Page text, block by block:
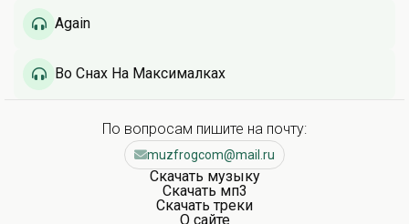
Again
Во Снах На Максималках
По вопросам пишите на почту:
muzfrogcom@mail.ru
Скачать музыку
Скачать мп3
Скачать треки
О сайте